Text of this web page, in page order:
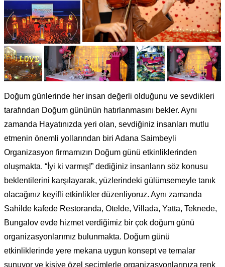
Doğum günlerinde her insan değerli olduğunu ve sevdikleri
tarafından Doğum gününün hatırlanmasını bekler. Aynı
zamanda Hayatınızda yeri olan, sevdiğiniz insanları mutlu
etmenin önemli yollarından biri Adana Saimbeyli
Organizasyon firmamızın Doğum günü etkinliklerinden
oluşmakta. “İyi ki varmış!” dediğiniz insanların söz konusu
beklentilerini karşılayarak, yüzlerindeki gülümsemeyle tanık
olacağınız keyifli etkinlikler düzenliyoruz. Aynı zamanda
Sahilde kafede Restoranda, Otelde, Villada, Yatta, Teknede,
Bungalov evde hizmet verdiğimiz bir çok doğum günü
organizasyonlarımız bulunmakta. Doğum günü
etkinliklerinde yere mekana uygun konsept ve temalar
sunuyor ve kişiye özel seçimlerle organizasyonlarınıza renk